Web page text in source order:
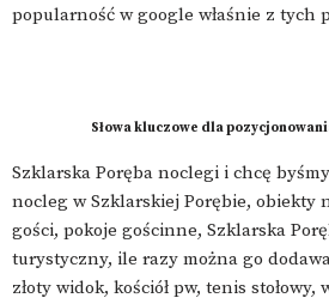
popularność w google właśnie z tych
Słowa kluczowe dla
Szklarska Poręba noclegi i chcę
nocleg w Szklarskiej Porębie, obiekty
gości, pokoje gościnne, Szklarska
turystyczny, ile razy można go
złoty widok, kościół pw, tenis